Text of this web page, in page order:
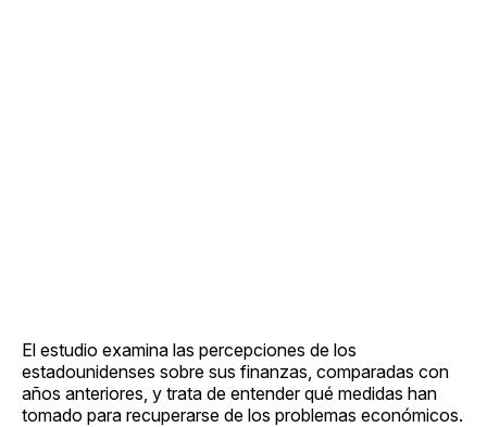
El estudio examina las percepciones de los
estadounidenses sobre sus finanzas, comparadas con
años anteriores, y trata de entender qué medidas han
tomado para recuperarse de los problemas económicos.